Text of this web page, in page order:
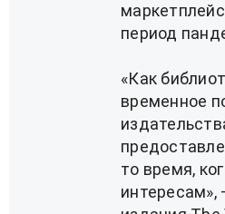
период
«Как
временное
то время,
интересам»,